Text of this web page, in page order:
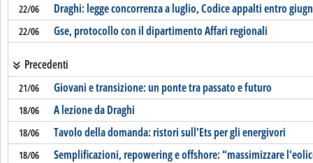
22/06 Draghi: legge concorrenza a luglio, Codice appalti entro
22/06 Gse, protocollo con il dipartimento Affari regionali
Precedenti
21/06 Giovani e transizione: un ponte tra passato e futuro
18/06 A lezione da Draghi
18/06 Tavolo della domanda: ristori sull'Ets per gli energivori
18/06 Semplificazioni, repowering e offshore: “massimizzare